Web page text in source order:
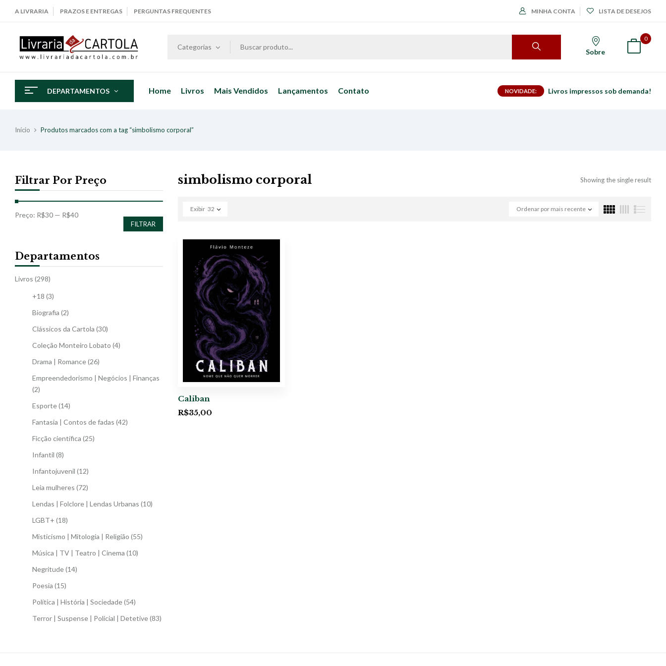
A LIVRARIA PRAZOS E ENTREGAS PERGUNTAS FREQUENTES MINHA CONTA LISTA DE DESEJOS
Categorias
Sobre
0
DEPARTAMENTOS Home Livros Mais Vendidos Lançamentos Contato NOVIDADE: Livros impressos sob demanda!
Início Produtos marcados com a tag “simbolismo corporal”
Filtrar Por Preço
FILTRAR
Preço: R$30 — R$40
Departamentos
Livros (298)
+18 (3)
Biografia (2)
Clássicos da Cartola (30)
Coleção Monteiro Lobato (4)
Drama | Romance(26)
Empreendedorismo | Negócios | Finanças
(2)
Esporte(14)
Fantasia | Contos de fadas (42)
Ficção científica (25)
Infantil (8)
Infantojuvenil (12)
Leia mulheres (72)
Lendas | Folclore | Lendas Urbanas (10)
LGBT+ (18)
Misticismo | Mitologia | Religião (55)
Música | TV | Teatro | Cinema (10)
Negritude(14)
Poesia (15)
Política | História | Sociedade(54)
Terror | Suspense | Policial | Detetive(83)
simbolismo corporal Showing the single result
Ordenar por mais recente
Exibir 32
Caliban
R$35,00